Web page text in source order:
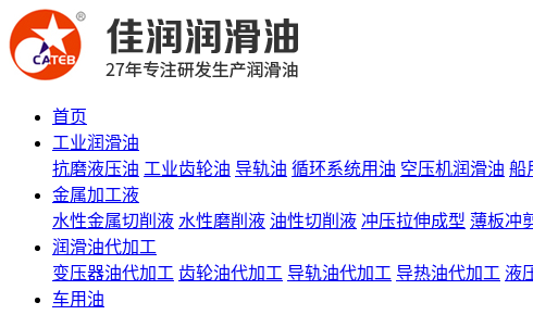
首页
工业润滑油
抗磨液压油 工业齿轮油 导轨油 循环系统用油 空压机润滑油 船
金属加工液
水性金属切削液 水性磨削液 油性切削液 冲压拉伸成型 薄板冲
润滑油代加工
变压器油代加工 齿轮油代加工 导轨油代加工 导热油代加工 液
车用油